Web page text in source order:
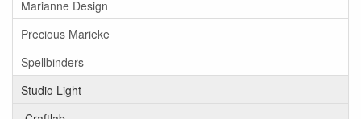
Marianne Design
Precious Marieke
Spellbinders
Studio Light